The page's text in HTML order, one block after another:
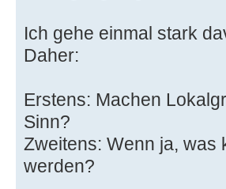
Ich gehe einmal stark
Daher:
Erstens: Machen
Sinn?
Zweitens: Wenn ja, was
werden?